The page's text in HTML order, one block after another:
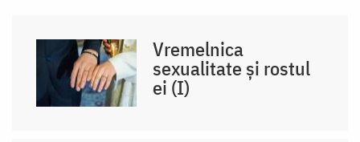
Vremelnica
sexualitate și rostul
ei (I)